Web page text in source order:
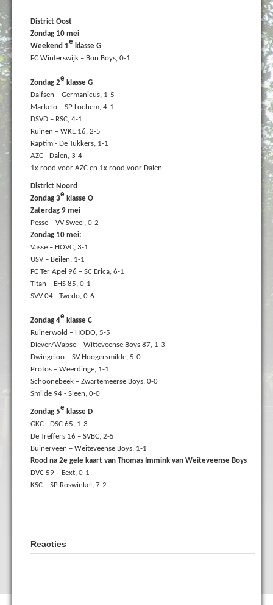
District Oost
Zondag 10 mei
Weekend 1e klasse G
FC Winterswijk – Bon Boys, 0-1
Zondag 2e klasse G
Dalfsen – Germanicus, 1-5
Markelo – SP Lochem, 4-1
DSVD – RSC, 4-1
Ruinen – WKE 16, 2-5
Raptim - De Tukkers, 1-1
AZC - Dalen, 3-4
1x rood voor AZC en 1x rood voor Dalen
District Noord
Zondag 3e klasse O
Zaterdag 9 mei
Pesse – VV Sweel, 0-2
Zondag 10 mei:
Vasse – HOVC, 3-1
USV – Beilen, 1-1
FC Ter Apel 96 – SC Erica, 6-1
Titan – EHS 85, 0-1
SVV 04 - Twedo, 0-6
Zondag 4e klasse C
Ruinerwold – HODO, 5-5
Diever/Wapse – Witteveense Boys 87, 1-3
Dwingeloo – SV Hoogersmilde, 5-0
Protos – Weerdinge, 1-1
Schoonebeek – Zwartemeerse Boys, 0-0
Smilde 94 - Sleen, 0-0
Zondag 5e klasse D
GKC - DSC 65, 1-3
De Treffers 16 – SVBC, 2-5
Buinerveen – Weiteveense Boys, 1-1
Rood na 2e gele kaart van Thomas Immink van Weiteveense Boys
DVC 59 – Eext, 0-1
KSC – SP Roswinkel, 7-2
Reacties